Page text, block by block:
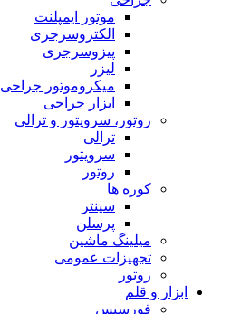
موتور ایمپلنت
الکتروسرجری
پیزوسرجری
لیزر
میکروموتور جراحی
ابزار جراحی
روتور، سرویتور و ترالی
ترالی
سرویتور
روتور
کوره ها
سینتر
پرسلن
میلینگ ماشین
تجهیزات عمومی
روتور
ابزار و قلم
فورسپس